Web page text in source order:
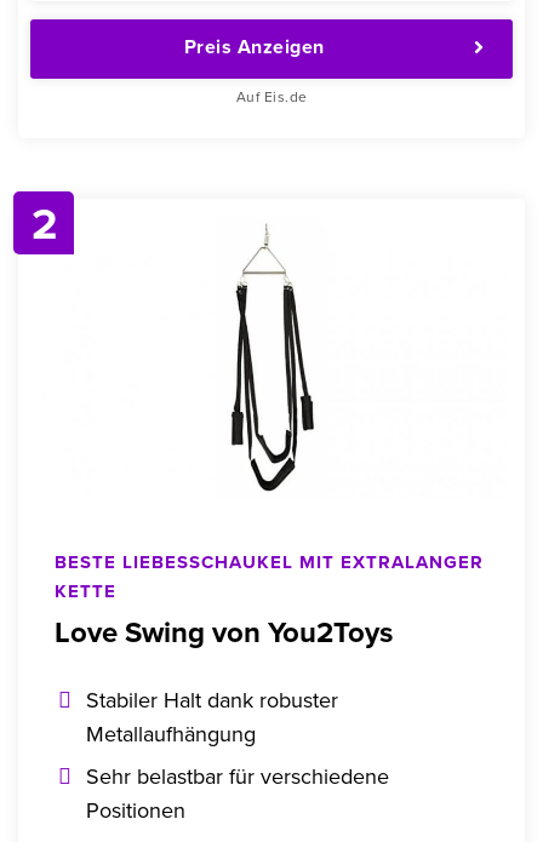
Preis Anzeigen
Auf Eis.de
2
BESTE LIEBESSCHAUKEL MIT EXTRALANGER
KETTE
Love Swing von You2Toys
Stabiler Halt dank robuster
Metallaufhängung
Sehr belastbar für verschiedene
Positionen